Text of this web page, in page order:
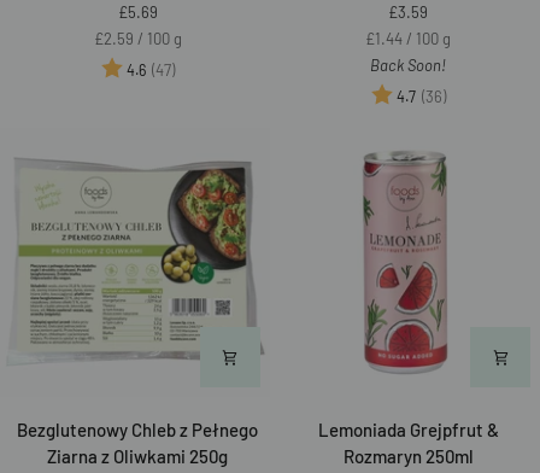
£5.69
Unit
price
£2.59 /per
100 g
Ocena:
4.6 (47)na 5 gwiazdek
£3.59
Unit
price
£1.44 / per
100 g
Back Soon!
Ocena:
4.7 (36)na 5
Bezglutenowy
Chleb
Bezglutenowy Chleb z Pełnego
Ziarna z Oliwkami 250g
Lemoniada
Grejpfrut
Lemoniada Grejpfrut &
Rozmaryn 250ml